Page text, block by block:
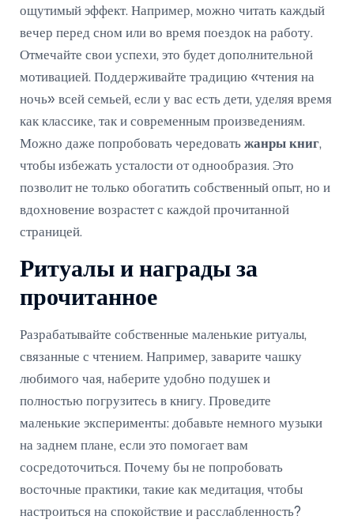
ощутимый эффект. Например, можно читать каждый
вечер перед сном или во время поездок на работу.
Отмечайте свои успехи, это будет дополнительной
мотивацией. Поддерживайте традицию «чтения на
ночь» всей семьей, если у вас есть дети, уделяя время
как классике, так и современным произведениям.
Можно даже попробовать чередовать жанры книг,
чтобы избежать усталости от однообразия. Это
позволит не только обогатить собственный опыт, но и
вдохновение возрастет с каждой прочитанной
страницей.
Ритуалы и награды за
прочитанное
Разрабатывайте собственные маленькие ритуалы,
связанные с чтением. Например, заварите чашку
любимого чая, наберите удобно подушек и
полностью погрузитесь в книгу. Проведите
маленькие эксперименты: добавьте немного музыки
на заднем плане, если это помогает вам
сосредоточиться. Почему бы не попробовать
восточные практики, такие как медитация, чтобы
настроиться на спокойствие и расслабленность?